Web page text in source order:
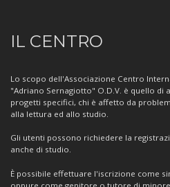
Informazioni
sul
Centro
IL CENTRO
Lo scopo dell'Associazione Centro
"Adriano Sernagiotto" O.D.V. è quello di
progetti specifici, chi è affetto da
alla lettura ed allo studio.
Gli utenti possono richiedere la
anche di studio.
È possibile effettuare l'iscrizione come